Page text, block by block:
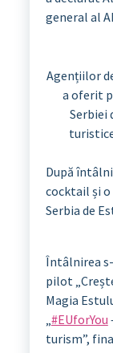
general al
Agențiilor
a oferit
Serbiei
După
cocktail și o
Serbia de
Întâlnirea
pilot
Magia
#EUforYou
turism”,